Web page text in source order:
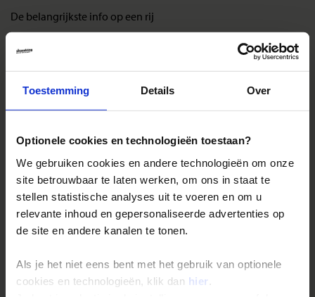
Toestemming Details Over
Optionele cookies en technologieën toestaan?
We gebruiken cookies en andere technologieën om onze
site betrouwbaar te laten werken, om ons in staat te
stellen statistische analyses uit te voeren en om u
relevante inhoud en gepersonaliseerde advertenties op
de site en andere kanalen te tonen.
Als je het niet eens bent met het gebruik van optionele
cookies en technologieën, klik dan hier
De belangrijkste info op een rij
Reis- en annuleringsvoorwaarden
Veelgestelde vragen
Reisthema's
Groepsreizen
Single reizen
Gegarandeerde reizen
Nieuwe reizen